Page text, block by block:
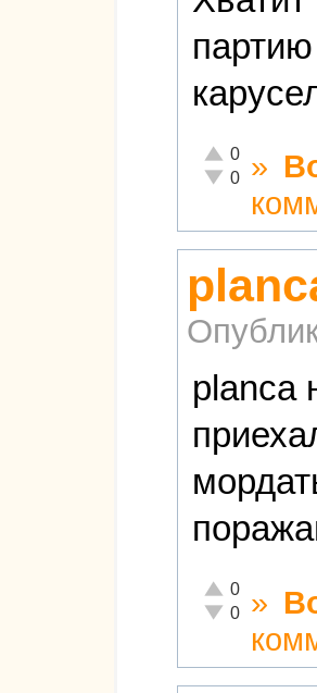
Отлично!
0
Неадекватно!
0 »
planca
Отлично!
0
Неадекватно!
0 »